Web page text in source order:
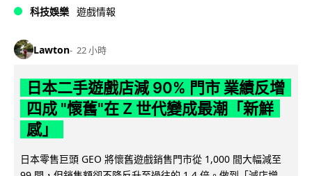
科技娛樂 遊戲情報
Lawton 22 小時
日本二手遊戲店減 90% 門市 業績反增
四成 "懷舊"在 Z 世代變成最潮「新鮮
感」
日本零售巨頭 GEO 將懷舊遊戲銷售門市從 1,000 間大幅減至